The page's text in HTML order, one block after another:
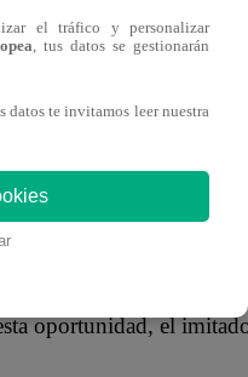
por encontrar a los 24
oportunidad, el
el tráfico y personalizar
, tus datos se gestionarán
datos te invitamos leer nuestra